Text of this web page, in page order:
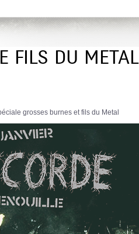
FILS DU METAL
grosses burnes et fils du Metal